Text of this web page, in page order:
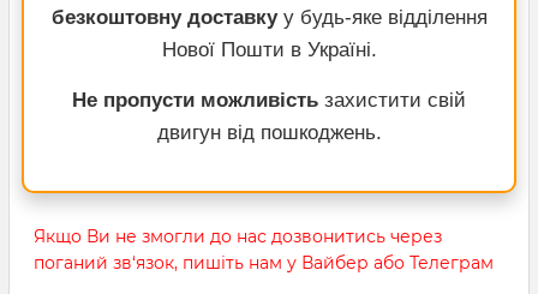
безкоштовну доставкуу будь-яке відділення
Нової Пошти в Україні.
Не пропусти можливість захистити свій
двигун від пошкоджень.
Якщо Ви не змогли до нас дозвонитись через
поганий зв‘язок, пишіть нам у Вайбер або Телеграм